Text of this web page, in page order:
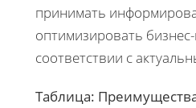
принимать
оптимизировать
соответствии с
Таблица: